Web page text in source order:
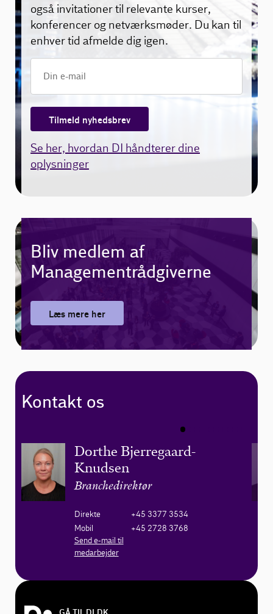
også invitationer til relevante kurser,
konferencer og netværksmøder. Du kan til
enhver tid afmelde dig igen.
Tilmeld nyhedsbrev
Se her, hvordan DI håndterer dine
oplysninger
Bliv medlem af
Managementrådgiverne
Læs mere her
Kontakt os
Dorthe Bjerregaard-
Knudsen
Branchedirektør
Direkte
+45 3377 3534
Mobil
+45 2728 3768
Send e-mail til
medarbejder